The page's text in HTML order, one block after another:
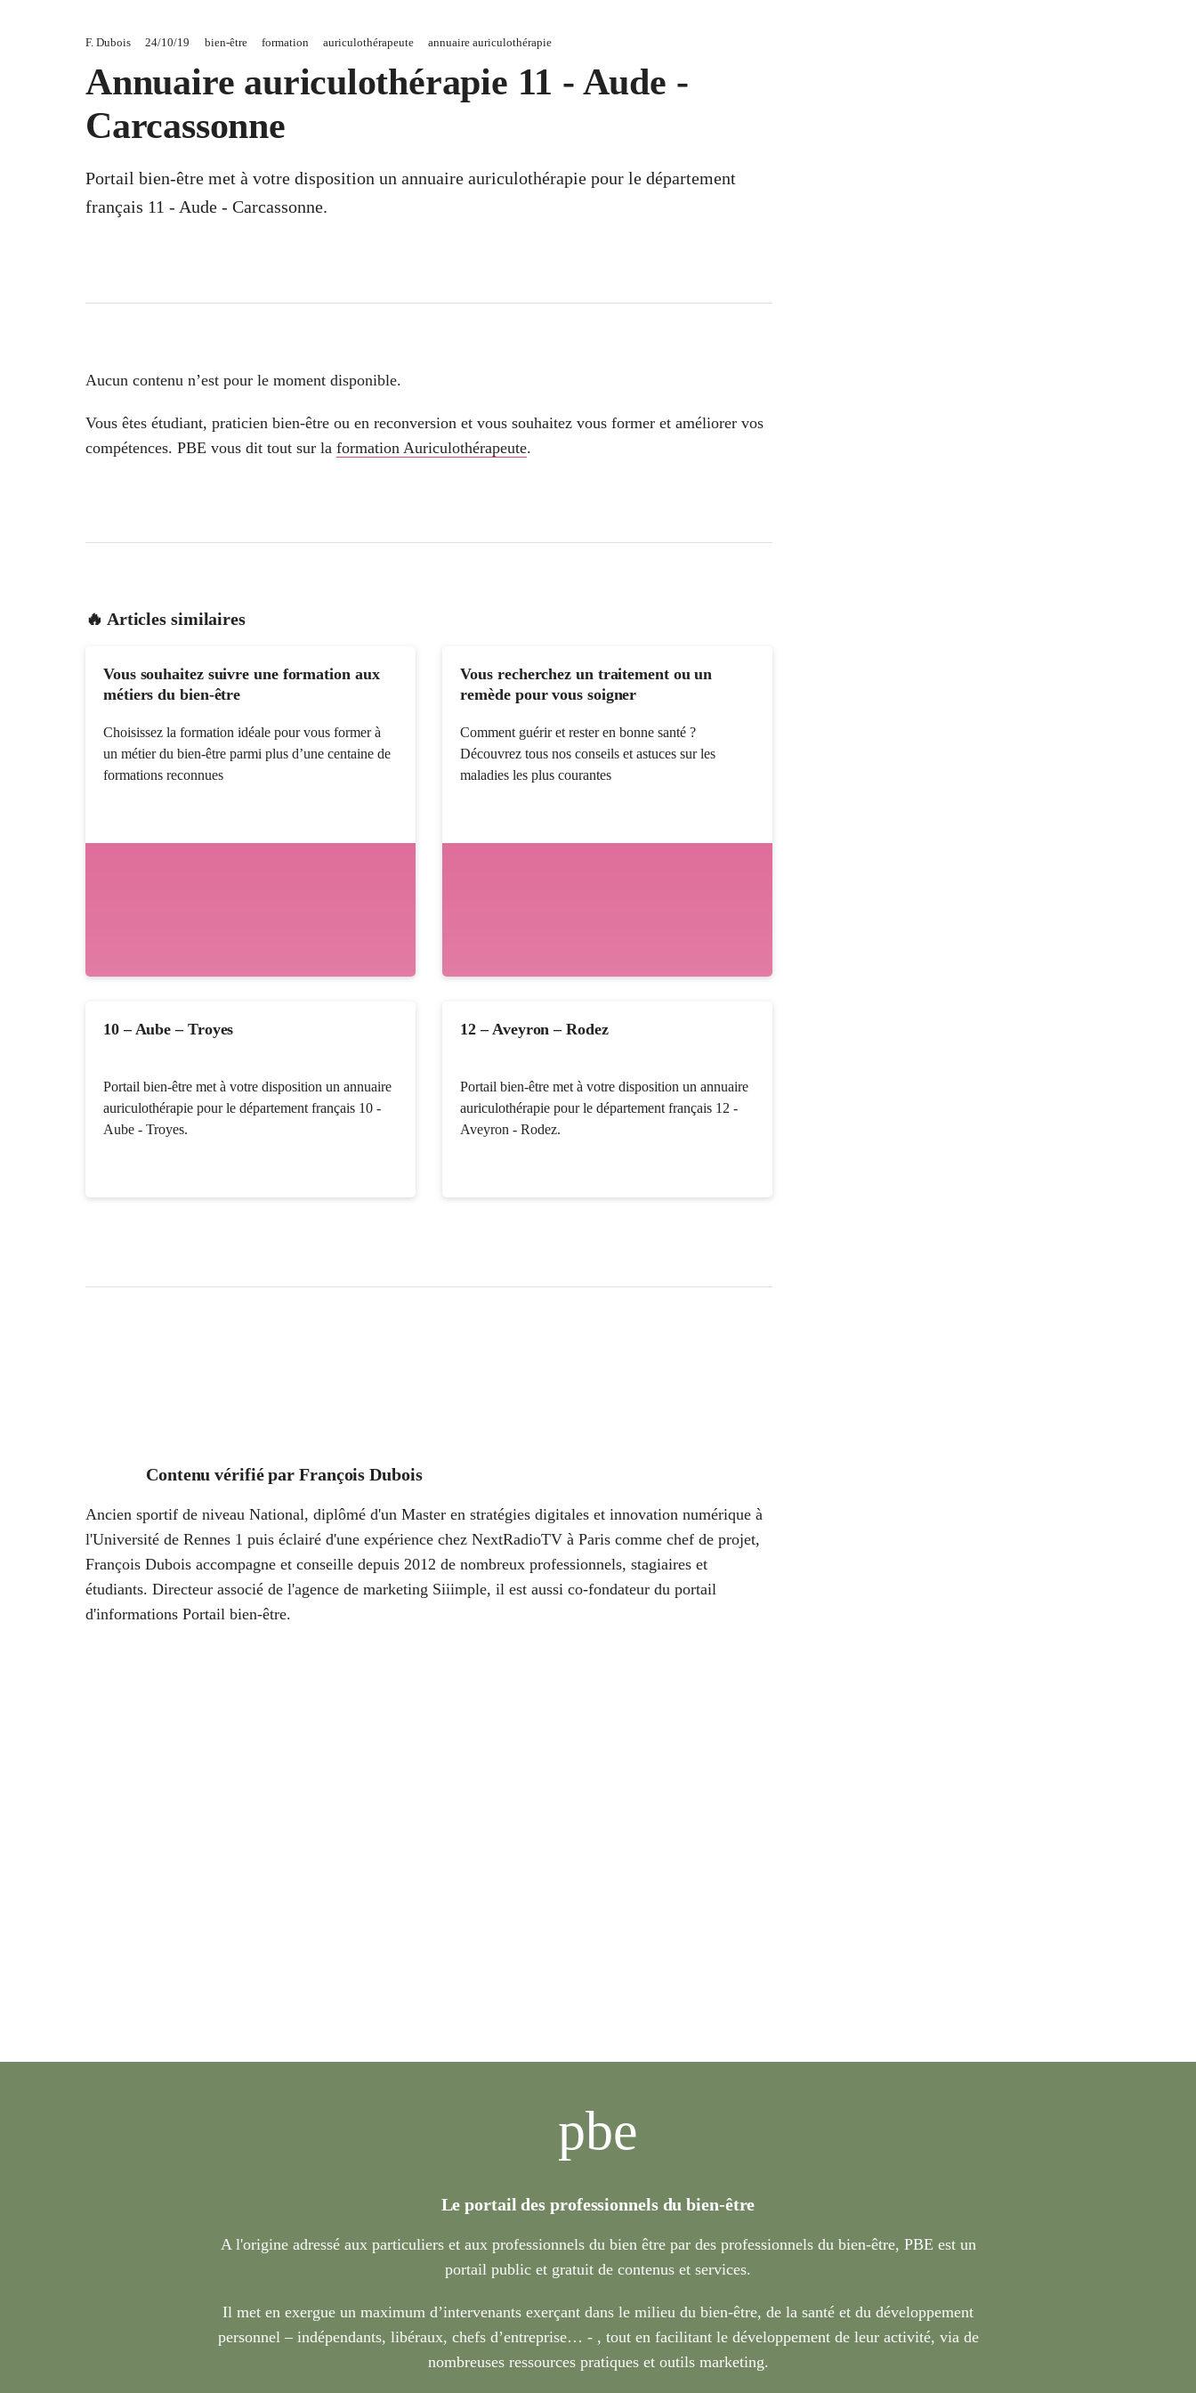
F. Dubois 24/10/19 bien-être formation auriculothérapeute annuaire auriculothérapie
Annuaire auriculothérapie 11 - Aude -
Carcassonne
Portail bien-être met à votre disposition un annuaire auriculothérapie pour le département
français 11 - Aude - Carcassonne.
Aucun contenu n’est pour le moment disponible.
Vous êtes étudiant, praticien bien-être ou en reconversion et vous souhaitez vous former et améliorer vos
compétences. PBE vous dit tout sur la formation Auriculothérapeute.
🔥 Articles similaires
Vous souhaitez suivre une formation aux
métiers du bien-être
Choisissez la formation idéale pour vous former à
un métier du bien-être parmi plus d’une centaine de
formations reconnues
Vous recherchez un traitement ou un
remède pour vous soigner
Comment guérir et rester en bonne santé ?
Découvrez tous nos conseils et astuces sur les
maladies les plus courantes
10 – Aube – Troyes
Portail bien-être met à votre disposition un annuaire
auriculothérapie pour le département français 10 -
Aube - Troyes.
12 – Aveyron – Rodez
Portail bien-être met à votre disposition un annuaire
auriculothérapie pour le département français 12 -
Aveyron - Rodez.
Contenu vérifié par François Dubois
Ancien sportif de niveau National, diplômé d'un Master en stratégies digitales et innovation numérique à
l'Université de Rennes 1 puis éclairé d'une expérience chez NextRadioTV à Paris comme chef de projet,
François Dubois accompagne et conseille depuis 2012 de nombreux professionnels, stagiaires et
étudiants. Directeur associé de l'agence de marketing Siiimple, il est aussi co-fondateur du portail
d'informations Portail bien-être.
pbe
Le portail des professionnels du bien-être
A l'origine adressé aux particuliers et aux professionnels du bien être par des professionnels du bien-être, PBE est un
portail public et gratuit de contenus et services.
Il met en exergue un maximum d’intervenants exerçant dans le milieu du bien-être, de la santé et du développement
personnel – indépendants, libéraux, chefs d’entreprise… - , tout en facilitant le développement de leur activité, via de
nombreuses ressources pratiques et outils marketing.